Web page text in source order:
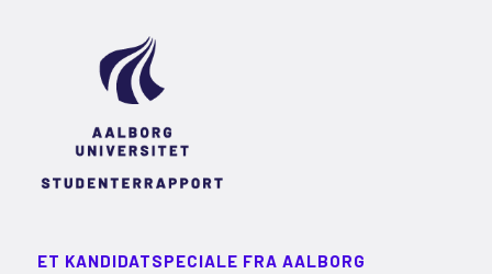
ET KANDIDATSPECIALE FRA AALBORG